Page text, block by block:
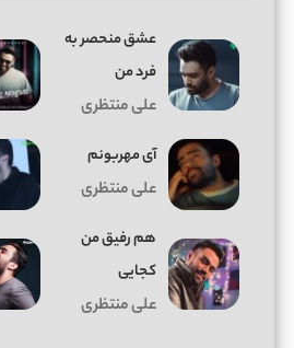
عشق منحصر به
فرد من
علی منتظری
آی مهربونم
علی منتظری
هم رفیق من
کجایی
علی منتظری